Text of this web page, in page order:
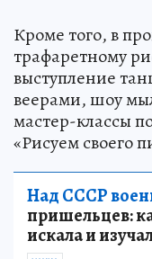
Кроме того, в
трафаретному
выступление
веерами, шоу
мастер-классы
«Рисуем своего
Над СССР
пришельцев:
искала и